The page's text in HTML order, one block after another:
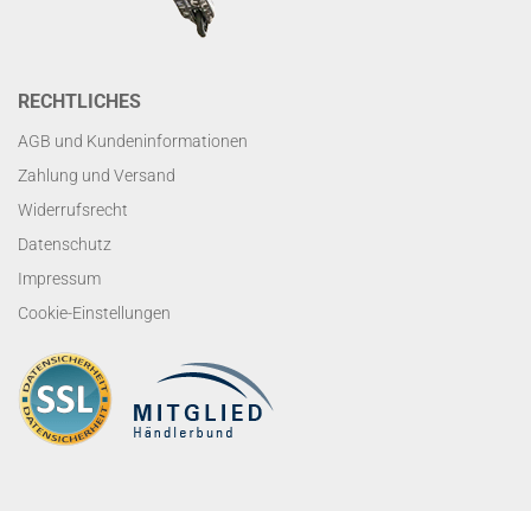
RECHTLICHES
AGB und Kundeninformationen
Zahlung und Versand
Widerrufsrecht
Datenschutz
Impressum
Cookie-Einstellungen